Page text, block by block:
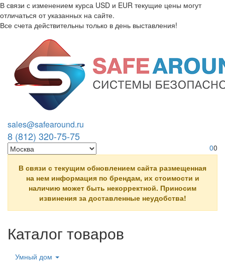
В связи с изменением курса USD и EUR текущие цены могут
отличаться от указанных на сайте.
Все счета действительны только в день выставления!
sales@safearound.ru
8 (812) 320-75-75
0
0
В связи с текущим обновлением сайта размещенная
на нем информация по брендам, их стоимости и
наличию может быть некорректной. Приносим
извинения за доставленные неудобства!
Каталог товаров
Умный дом